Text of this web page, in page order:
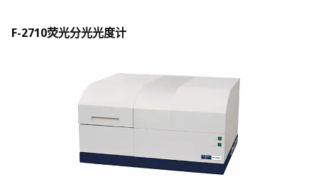
F-2710荧光分光光度计